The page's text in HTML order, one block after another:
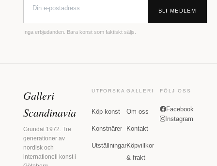
BLI MEDLEM
Inga erbjudanden. Bara konst som faktiskt säljs.
Galleri
Scandinavia
Grundat 1972. Tre
generationer av
nordisk och
internationell konst i
UTFORSKA
Köp konst
Konstnärer
Utställningar
GALLERI
Om oss
Kontakt
Köpvillkor
& frakt
FÖLJ OSS
Facebook
Instagram